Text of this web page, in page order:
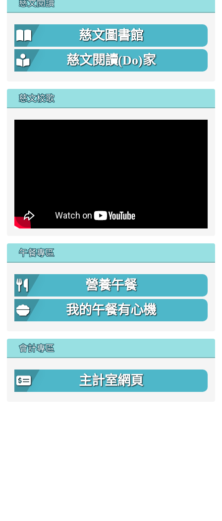
慈文閱讀
慈文圖書館
慈文閱讀(Do)家
慈文校歌
午餐專區
營養午餐
我的午餐有心機
會計專區
主計室網頁